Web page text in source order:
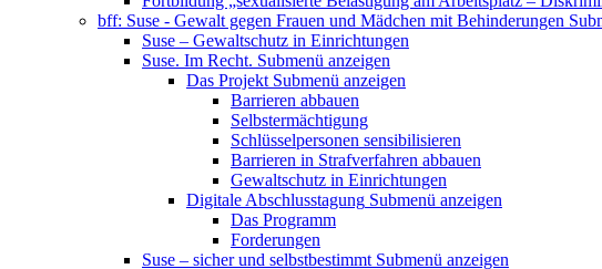
bff: Suse - Gewalt gegen Frauen und Mädchen mit Behinderungen
Suse – Gewaltschutz in Einrichtungen
Suse. Im Recht. Submenü anzeigen
Das Projekt Submenü anzeigen
Barrieren abbauen
Selbstermächtigung
Schlüsselpersonen sensibilisieren
Barrieren in Strafverfahren abbauen
Gewaltschutz in Einrichtungen
Digitale Abschlusstagung Submenü anzeigen
Das Programm
Forderungen
Suse – sicher und selbstbestimmt Submenü anzeigen